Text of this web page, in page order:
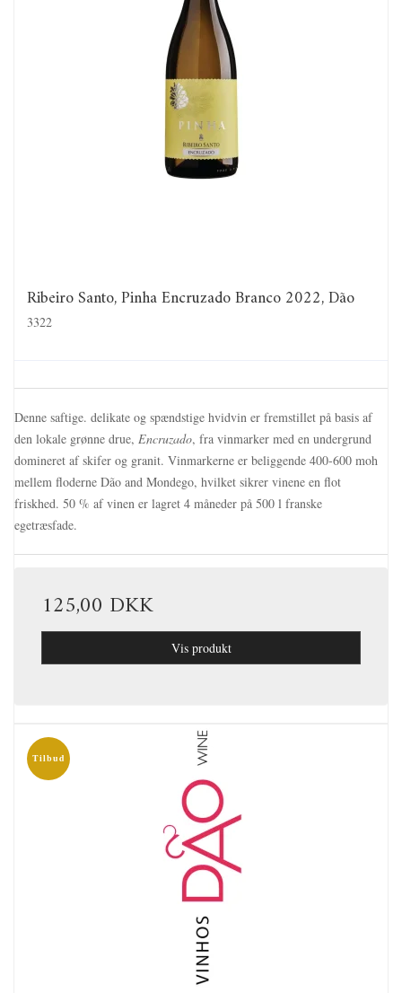
Ribeiro Santo, Pinha Encruzado Branco 2022, Dão
3322
Denne saftige. delikate og spændstige hvidvin er fremstillet på basis af
den lokale grønne drue, Encruzado, fra vinmarker med en undergrund
domineret af skifer og granit. Vinmarkerne er beliggende 400-600 moh
mellem floderne Dão and Mondego, hvilket sikrer vinene en flot
friskhed. 50 % af vinen er lagret 4 måneder på 500 l franske
egetræsfade.
125,00 DKK
Vis produkt
Tilbud